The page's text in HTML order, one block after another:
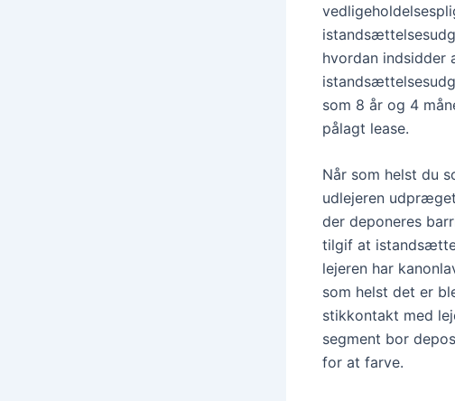
hvordan indsidder
som 8 år og 4
pålagt lease.
Når som helst du
udlejeren
der deponeres
tilgif at
lejeren har
som helst det er
stikkontakt med
segment bor
for at farve.